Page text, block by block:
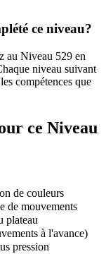
ce niveau?
au Niveau 529 en
niveau suivant
compétences que
ce Niveau
de couleurs
de mouvements
plateau
à l'avance)
pression